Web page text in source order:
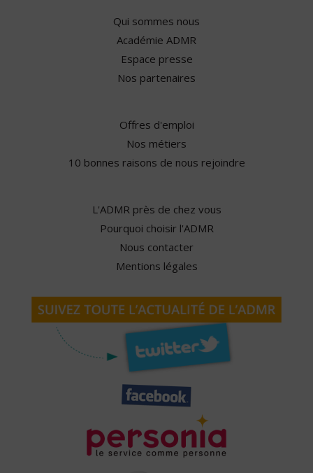
Qui sommes nous
Académie ADMR
Espace presse
Nos partenaires
Offres d'emploi
Nos métiers
10 bonnes raisons de nous rejoindre
L'ADMR près de chez vous
Pourquoi choisir l'ADMR
Nous contacter
Mentions légales